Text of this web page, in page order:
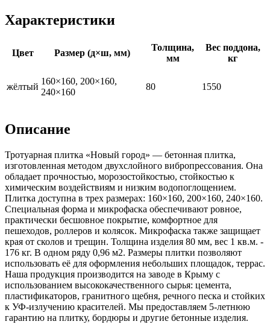
80
жёлтая
Характеристики
Цвет Размер (д×ш, мм)
Толщина,
мм
Вес поддона,
кг
жёлтый
160×160, 200×160,
240×160
80 1550
Описание
Тротуарная плитка «Новый город» — бетонная плитка,
изготовленная методом двухслойного вибропрессования. Она
обладает прочностью, морозостойкостью, стойкостью к
химическим воздействиям и низким водопоглощением.
Плитка доступна в трех размерах: 160×160, 200×160, 240×160.
Специальная форма и микрофаска обеспечивают ровное,
практически бесшовное покрытие, комфортное для
пешеходов, роллеров и колясок. Микрофаска также защищает
края от сколов и трещин. Толщина изделия 80 мм, вес 1 кв.м. -
176 кг. В одном ряду 0,96 м2. Размеры плитки позволяют
использовать её для оформления небольших площадок, террас.
Наша продукция производится на заводе в Крыму с
использованием высококачественного сырья: цемента,
пластификаторов, гранитного щебня, речного песка и стойких
к УФ-излучению красителей. Мы предоставляем 5-летнюю
гарантию на плитку, бордюры и другие бетонные изделия.